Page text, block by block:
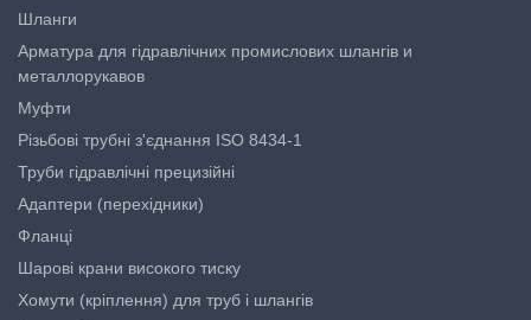
Шланги
Арматура для гідравлічних промислових шлангів и
металлорукавов
Муфти
Різьбові трубні з'єднання ISO 8434-1
Труби гідравлічні прецизійні
Адаптери (перехідники)
Фланці
Шарові крани високого тиску
Хомути (кріплення) для труб і шлангів